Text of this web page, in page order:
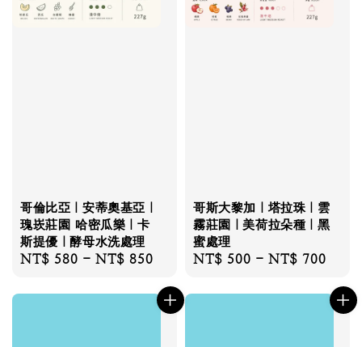
哥倫比亞｜安蒂奧基亞｜
瑰崁莊園 哈密瓜樂｜卡
斯提優｜酵母水洗處理
Regular
NT$ 580 -NT$ 850
哥斯大黎加｜塔拉珠｜雲
霧莊園｜美荷拉朵種｜黑
蜜處理
Regular
NT$ 500 -NT$ 700